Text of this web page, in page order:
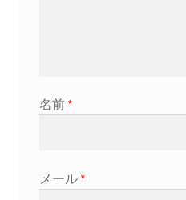
名前 *
メール *